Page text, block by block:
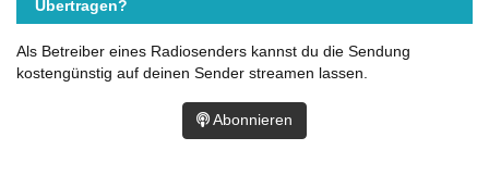
Übertragen?
Als Betreiber eines Radiosenders kannst du die Sendung
kostengünstig auf deinen Sender streamen lassen.
Abonnieren